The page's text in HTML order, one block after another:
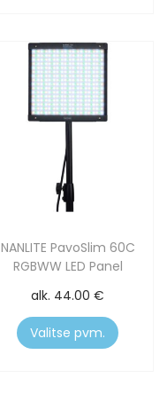
NANLITE PavoSlim 60C
RGBWW LED Panel
alk. 44.00€
Valitse pvm.